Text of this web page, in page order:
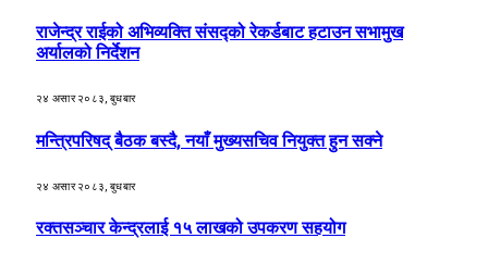
राजेन्द्र राईको अभिव्यक्ति संसद्को रेकर्डबाट हटाउन सभामुख
अर्यालको निर्देशन
२४ असार २०८३, बुधबार
मन्त्रिपरिषद् बैठक बस्दै, नयाँ मुख्यसचिव नियुक्त हुन सक्ने
२४ असार २०८३, बुधबार
रक्तसञ्चार केन्द्रलाई १५ लाखको उपकरण सहयोग